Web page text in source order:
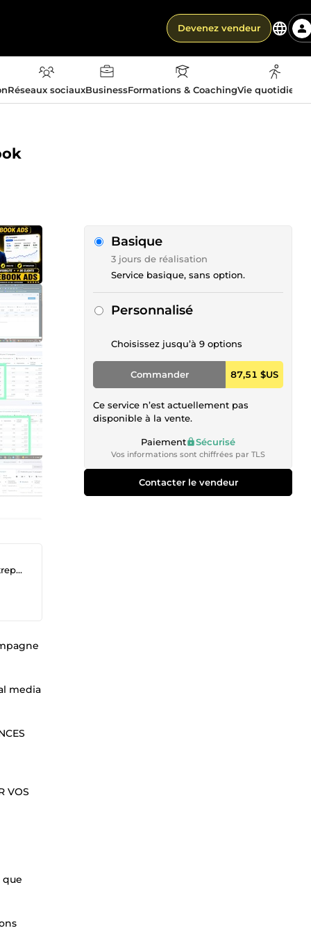
Devenez vendeur
Réseaux sociauxBusinessFormations & CoachingVie
media
VOS
que
Basique
3 jours de réalisation
Service basique, sans option.
Personnalisé
Choisissez jusqu’à 9 options
Commander 87,51 $US
Ce service n’est actuellement pas
disponible à la vente.
Paiement Sécurisé
Vos informations sont chiffrées par TLS
Contacter le vendeur